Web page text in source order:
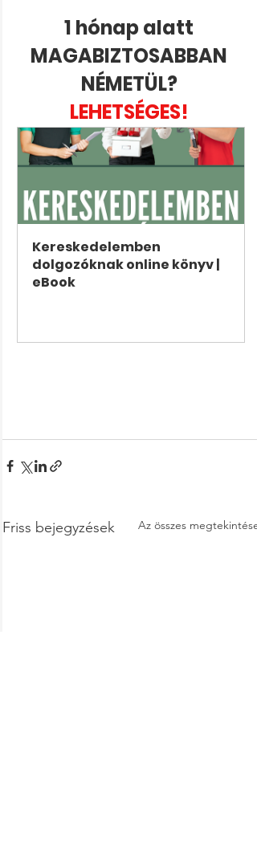
1 hónap alatt
MAGABIZTOSABBAN
NÉMETÜL?
LEHETSÉGES!
Kereskedelemben
dolgozóknak online könyv |
eBook
Friss bejegyzések Az összes megtekintése